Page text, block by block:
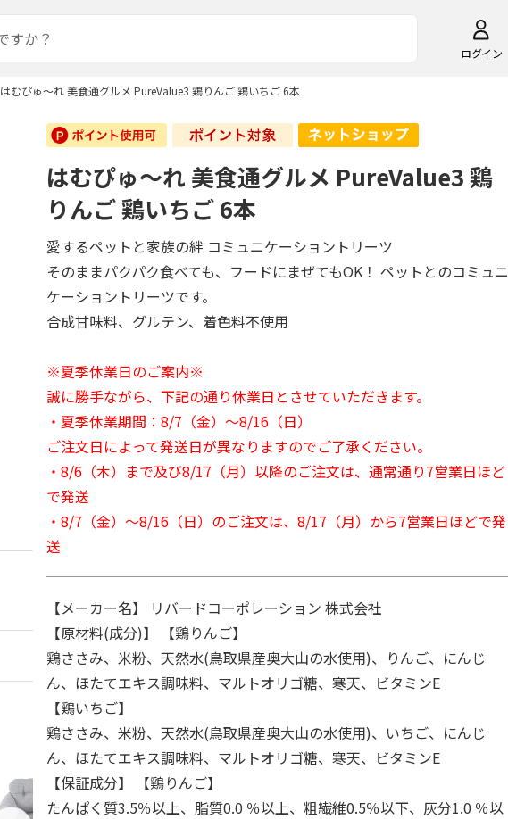
ログイン
はむぴゅ～れ 美食通グルメ PureValue3 鶏りんご 鶏いちご 6本
はむぴゅ～れ 美食通グルメ PureValue3 鶏
りんご 鶏いちご 6本
愛するペットと家族の絆 コミュニケーショントリーツ
そのままパクパク食べても、フードにまぜてもOK！ ペットとのコミュニ
ケーショントリーツです。
合成甘味料、グルテン、着色料不使用
※夏季休業日のご案内※
誠に勝手ながら、下記の通り休業日とさせていただきます。
・夏季休業期間：8/7（金）～8/16（日）
ご注文日によって発送日が異なりますのでご了承ください。
・8/6（木）まで及び8/17（月）以降のご注文は、通常通り7営業日ほど
で発送
・8/7（金）～8/16（日）のご注文は、8/17（月）から7営業日ほどで発
送
【メーカー名】 リバードコーポレーション 株式会社
【原材料(成分)】 【鶏りんご】
鶏ささみ、米粉、天然水(鳥取県産奥大山の水使用)、りんご、にんじ
ん、ほたてエキス調味料、マルトオリゴ糖、寒天、ビタミンE
【鶏いちご】
鶏ささみ、米粉、天然水(鳥取県産奥大山の水使用)、いちご、にんじ
ん、ほたてエキス調味料、マルトオリゴ糖、寒天、ビタミンE
【保証成分】 【鶏りんご】
たんぱく質3.5％以上、脂質0.0 ％以上、粗繊維0.5％以下、灰分1.0 ％以